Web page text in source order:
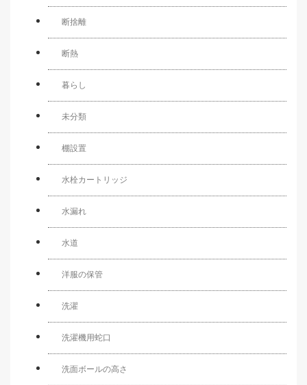
断捨離
断熱
暮らし
未分類
棚設置
水栓カートリッジ
水漏れ
水道
洋服の保管
洗濯
洗濯機用蛇口
洗面ボールの高さ